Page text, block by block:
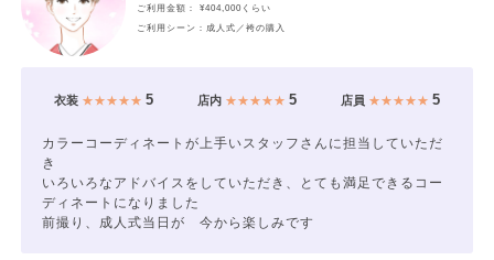
ご利用金額： ¥404,000くらい
ご利用シーン：成人式／袴の購入
衣装★★★★★ 5 店内★★★★★ 5 店員 ★★★★★5
カラーコーディネートが上手いスタッフさんに担当していただ
き
いろいろなアドバイスをしていただき、とても満足できるコー
ディネートになりました
前撮り、成人式当日が 今から楽しみです